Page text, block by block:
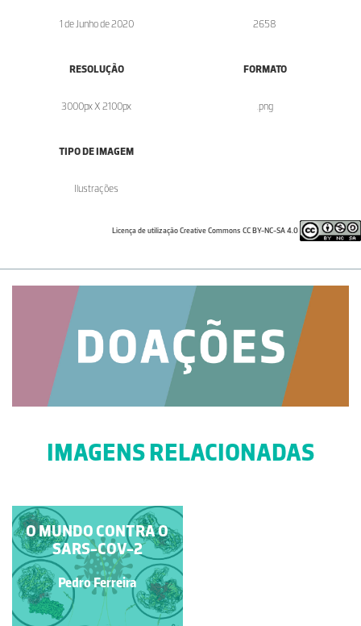
1 de Junho de 2020 2658
RESOLUÇÃO
3000px X 2100px
FORMATO
.png
TIPO DE IMAGEM
Ilustrações
Licença de utilização Creative Commons CC BY-NC-SA 4.0
IMAGENS RELACIONADAS
RECEPTOR DE
SEROTONINA
Ana Rita Calixto
O MUNDO CONTRA O
SARS-COV-2
Pedro Ferreira